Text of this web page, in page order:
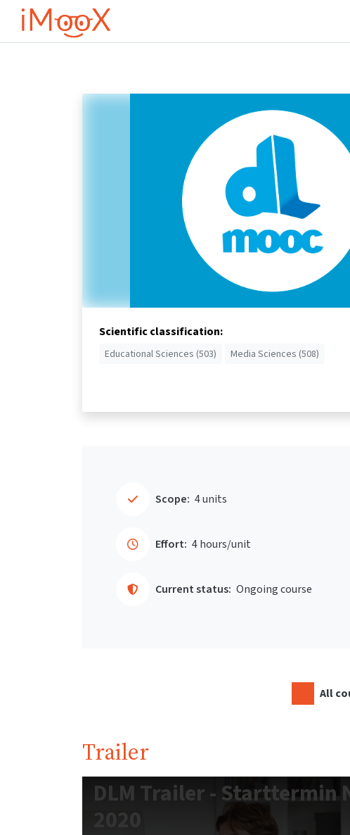
Μετάβαση στο κεντρικό περιεχόμενο
Scientific classification:
Educational Sciences (503) Media Sciences (508)
Scope: 4 units
Effort: 4 hours/unit
Current status: Ongoing course
All
Trailer
DLM Trailer - Starttermin
2020